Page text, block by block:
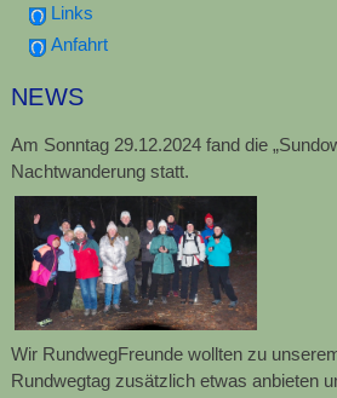
Links
Anfahrt
NEWS
Am Sonntag 29.12.2024 fand die
Nachtwanderung statt.
Wir RundwegFreunde wollten zu
Rundwegtag zusätzlich etwas anbieten